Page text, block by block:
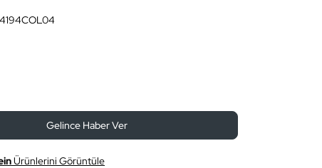
Gelince Haber Ver
Ürünlerini Görüntüle